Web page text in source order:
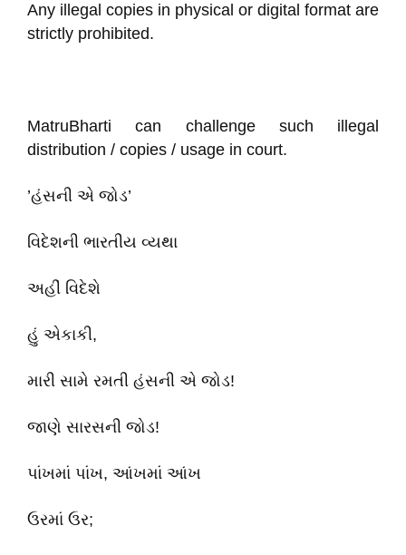
Any illegal copies in physical or digital format are
strictly prohibited.
MatruBharti can challenge such illegal
distribution / copies / usage in court.
’હંસની એ જોડ’
વિદેશની ભારતીય વ્યથા
અહીં વિદેશે
હું એકાકી,
મારી સામે રમતી હંસની એ જોડ!
જાણે સારસની જોડ!
પાંખમાં પાંખ, આંખમાં આંખ
ઉરમાં ઉર;